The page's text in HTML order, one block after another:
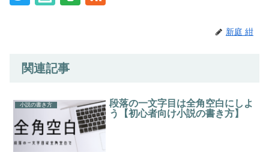
新庭 紺
関連記事
小説の書き方
段落の一文字目は全角空白にしよ
う【初心者向け小説の書き方】